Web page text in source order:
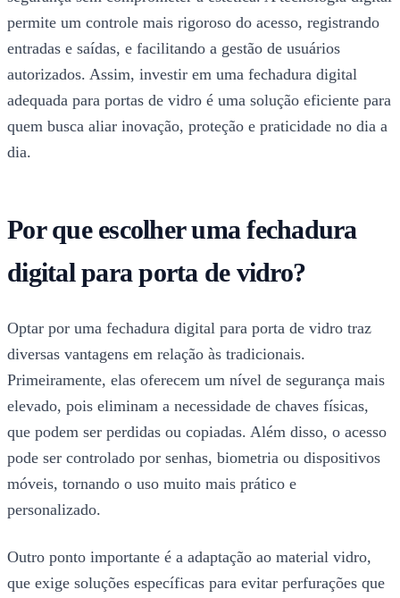
permite um controle mais rigoroso do acesso, registrando
entradas e saídas, e facilitando a gestão de usuários
autorizados. Assim, investir em uma fechadura digital
adequada para portas de vidro é uma solução eficiente para
quem busca aliar inovação, proteção e praticidade no dia a
dia.
Por que escolher uma fechadura
digital para porta de vidro?
Optar por uma fechadura digital para porta de vidro traz
diversas vantagens em relação às tradicionais.
Primeiramente, elas oferecem um nível de segurança mais
elevado, pois eliminam a necessidade de chaves físicas,
que podem ser perdidas ou copiadas. Além disso, o acesso
pode ser controlado por senhas, biometria ou dispositivos
móveis, tornando o uso muito mais prático e
personalizado.
Outro ponto importante é a adaptação ao material vidro,
que exige soluções específicas para evitar perfurações que